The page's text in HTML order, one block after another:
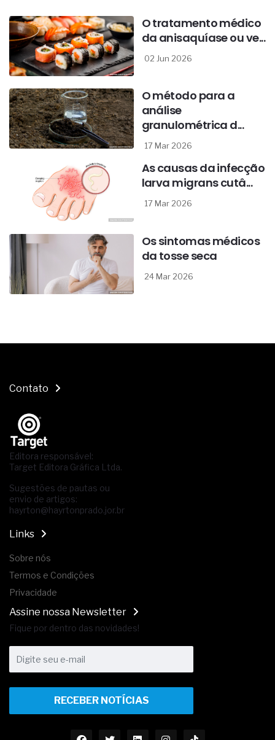
O tratamento médico
da anisaquíase ou ve...
02 Jun 2026
O método para a
análise
granulométrica d...
17 Mar 2026
As causas da infecção
larva migrans cutâ...
17 Mar 2026
Os sintomas médicos
da tosse seca
24 Mar 2026
Contato
Editora responsável:
Target Editora Gráfica Ltda.
Sugestões de pautas ou
envio de artigos:
hayrton@hayrtonprado.jor.br
Links
Sobre nós
Termos e Condições
Privacidade
Assine nossa Newsletter
Fique por dentro das novidades!
RECEBER NOTÍCIAS